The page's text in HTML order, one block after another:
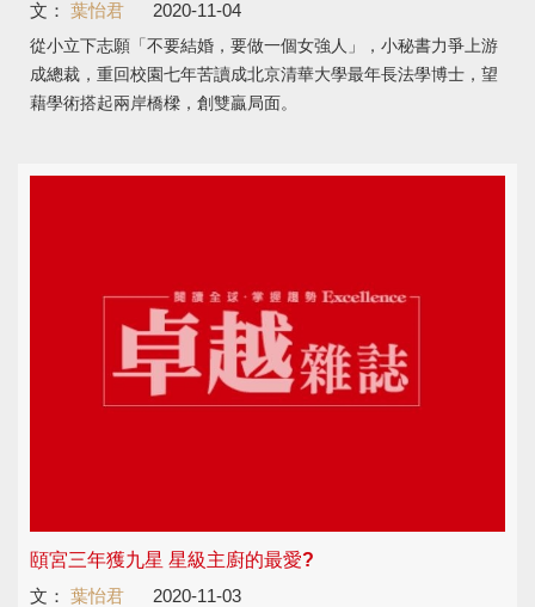
文： 葉怡君 2020-11-04
從小立下志願「不要結婚，要做一個女強人」，小秘書力爭上游
成總裁，重回校園七年苦讀成北京清華大學最年長法學博士，望
藉學術搭起兩岸橋樑，創雙贏局面。
頤宮三年獲九星 星級主廚的最愛?
文： 葉怡君 2020-11-03